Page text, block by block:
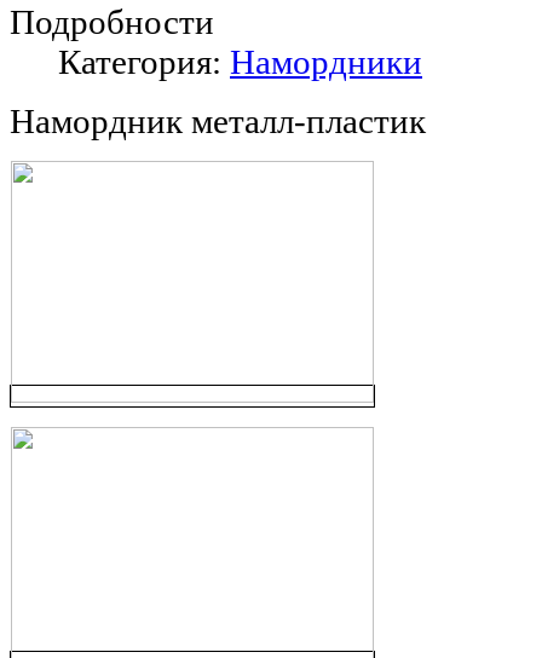
Подробности
Категория: Намордники
Намордник металл-пластик